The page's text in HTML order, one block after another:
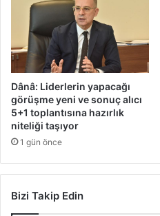
Dânâ: Liderlerin yapacağı
görüşme yeni ve sonuç alıcı
5+1 toplantısına hazırlık
niteliği taşıyor
1 gün önce
Bizi Takip Edin